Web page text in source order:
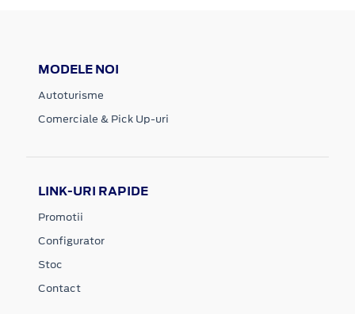
MODELE NOI
Autoturisme
Comerciale & Pick Up-uri
LINK-URI RAPIDE
Promotii
Configurator
Stoc
Contact